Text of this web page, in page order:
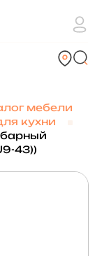
мебели
кухни
43))